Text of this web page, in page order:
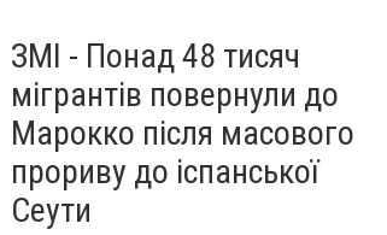
ЗМІ - Понад 48 тисяч
мігрантів повернули до
Марокко після масового
прориву до іспанської
Сеути